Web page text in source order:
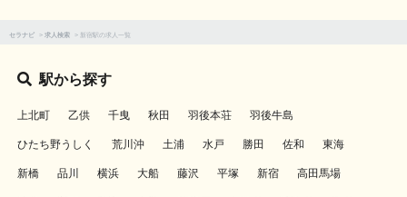
セラナビ > 求人検索 > 新宿駅の求人一覧
駅から探す
上北町 乙供 千曳 秋田 羽後本荘 羽後牛島
ひたち野うしく 荒川沖 土浦 水戸 勝田 佐和 東海
新橋 品川 横浜 大船 藤沢 平塚 新宿 高田馬場